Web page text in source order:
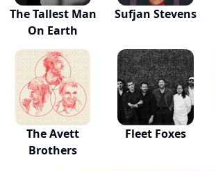
The Tallest Man
On Earth
Sufjan Stevens
The Avett
Brothers
Fleet Foxes